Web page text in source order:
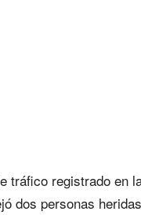
tráfico registrado en
dos personas